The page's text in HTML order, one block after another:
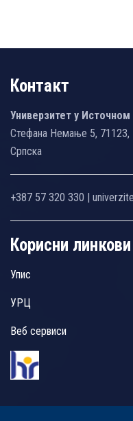
Контакт
Универзитет у Источном
Стефана Немање 5, 71123,
Српска
+387 57 320 330 |
Корисни линкови
Упис
УРЦ
Веб сервиси